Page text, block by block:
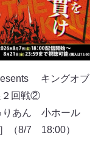
キングオブ
２回戦②
りあん 小ホール
（8/7 18:00）